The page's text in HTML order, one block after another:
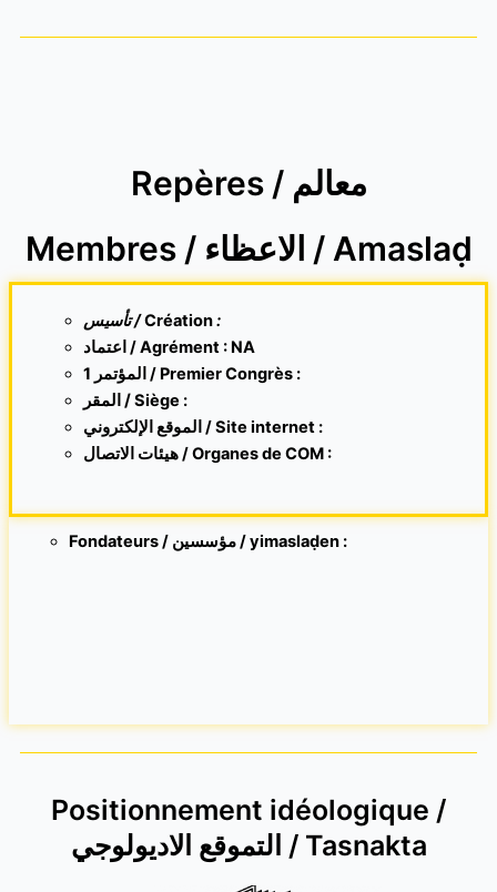
Repères / معالم
Membres / الاعظاء / Amaslaḍ
تأسيس /Création:
اعتماد / Agrément : NA
1 المؤتمر / Premier Congrès :
المقر /Siège :
الموقع الإلكتروني /Site internet:
هيئات الاتصال / Organes de COM :
Fondateurs / مؤسسين / yimaslaḍen :
Positionnement idéologique /
التموقع الاديولوجي / Tasnakta